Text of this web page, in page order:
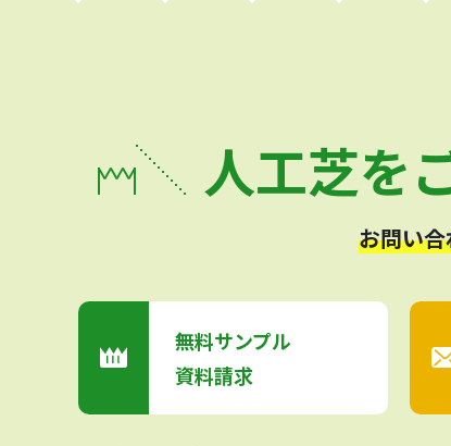
人工芝を
お問い
無料サンプル
資料請求